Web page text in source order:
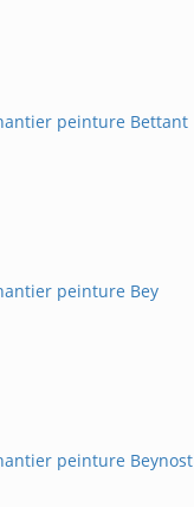
peinture Bettant
peinture Bey
peinture Beynost